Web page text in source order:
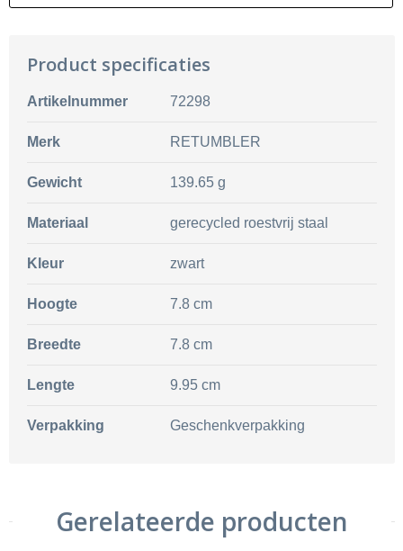
Product specificaties
Artikelnummer 72298
Merk RETUMBLER
Gewicht 139.65 g
Materiaal gerecycled roestvrij staal
Kleur zwart
Hoogte 7.8 cm
Breedte 7.8 cm
Lengte 9.95 cm
Verpakking Geschenkverpakking
Gerelateerde producten